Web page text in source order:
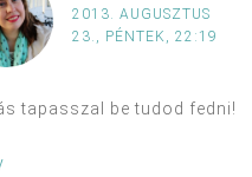
2013. AUGUSZTUS
23., PÉNTEK, 22:19
tapasszal be tudod fedni!